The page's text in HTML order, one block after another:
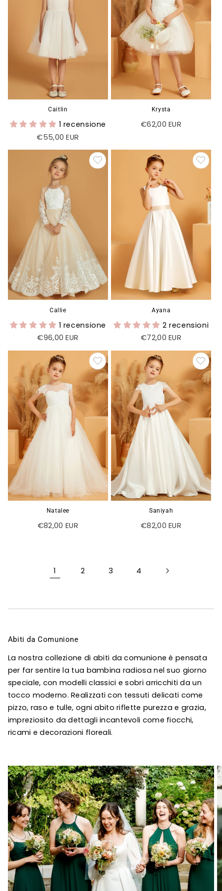
Caitlin
1 recensione
Prezzo
listino
€55,00 EUR
Krysta
Prezzo
€62,00 EUR
Callie
1 recensione
Prezzo
listino
€96,00 EUR
Ayana
2 recensioni
Prezzo
listino
€72,00 EUR
Natalee
Prezzo
€82,00 EUR
Saniyah
Prezzo
€82,00 EUR
1 2 3 4
C
l
l
e
z
i
o
n
e
:
Abiti da Comunione
La nostra collezione di abiti da comunione è pensata
per far sentire la tua bambina radiosa nel suo giorno
speciale, con modelli classici e sobri arricchiti da un
tocco moderno. Realizzati con tessuti delicati come
pizzo, raso e tulle, ogni abito riflette purezza e grazia,
impreziosito da dettagli incantevoli come fiocchi,
ricami e decorazioni floreali.